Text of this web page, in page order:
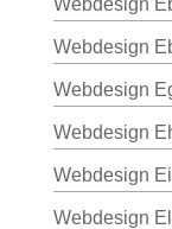
Webdesign
Webdesign
Webdesign
Webdesign
Webdesign
Webdesign